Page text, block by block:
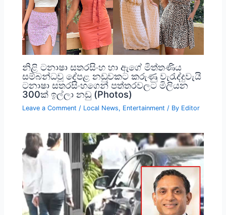
නිළි ටනාෂා සතරසිංහ හා ඇගේ මිත්තණිය
සම්බන්ධවූ දේපළ නඩුවකට කරුණු වැරැද්දුවැයි
ටනාෂා සතරසිංහගෙන් පත්තරවලට මිලියන
300ක් ඉල්ලා නඩු (Photos)
Leave a Comment / Local News, Entertainment / By Editor